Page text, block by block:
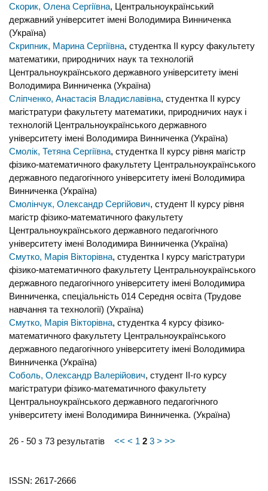
Скорик, Олена Сергіївна, Центральноукраїнський
державний університет імені Володимира Винниченка
(Україна)
Скрипник, Марина Сергіївна, студентка ІІ курсу факультету
математики, природничих наук та технологій
Центральноукраїнського державного університету імені
Володимира Винниченка (Україна)
Сліпченко, Анастасія Владиславівна, студентка II курсу
магістратури факультету математики, природничих наук і
технологій Центральноукраїнського державного
університету імені Володимира Винниченка (Україна)
Смолік, Тетяна Сергіївна, студентка II курсу рівня магістр
фізико-математичного факультету Центральноукраїнського
державного педагогічного університету імені Володимира
Винниченка (Україна)
Смолінчук, Олександр Сергійович, студент II курсу рівня
магістр фізико-математичного факультету
Центральноукраїнського державного педагогічного
університету імені Володимира Винниченка (Україна)
Смутко, Марія Вікторівна, студентка І курсу магістратури
фізико-математичного факультету Центральноукраїнського
державного педагогічного університету імені Володимира
Винниченка, спеціальність 014 Середня освіта (Трудове
навчання та технології) (Україна)
Смутко, Марія Вікторівна, студентка 4 курсу фізико-
математичного факультету Центральноукраїнського
державного педагогічного університету імені Володимира
Винниченка (Україна)
Соболь, Олександр Валерійович, студент ІІ-го курсу
магістратури фізико-математичного факультету
Центральноукраїнського державного педагогічного
університету імені Володимира Винниченка. (Україна)
26 - 50 з 73 результатів << < 1 2 3 > >>
ISSN: 2617-2666